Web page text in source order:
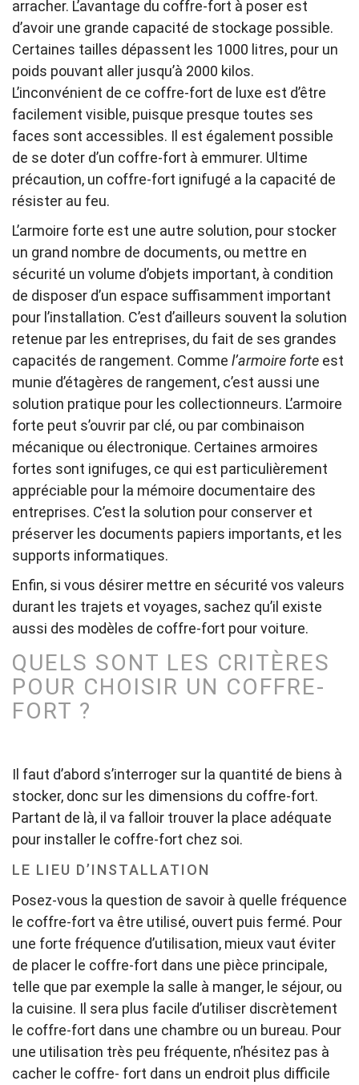
arracher. L’avantage du coffre-fort à poser est
d’avoir une grande capacité de stockage possible.
Certaines tailles dépassent les 1000 litres, pour un
poids pouvant aller jusqu’à 2000 kilos.
L’inconvénient de ce coffre-fort de luxe est d’être
facilement visible, puisque presque toutes ses
faces sont accessibles. Il est également possible
de se doter d’un coffre-fort à emmurer. Ultime
précaution, un coffre-fort ignifugé a la capacité de
résister au feu.
L’armoire forte est une autre solution, pour stocker
un grand nombre de documents, ou mettre en
sécurité un volume d’objets important, à condition
de disposer d’un espace suffisamment important
pour l’installation. C’est d’ailleurs souvent la solution
retenue par les entreprises, du fait de ses grandes
capacités de rangement. Comme l’armoire forte est
munie d’étagères de rangement, c’est aussi une
solution pratique pour les collectionneurs. L’armoire
forte peut s’ouvrir par clé, ou par combinaison
mécanique ou électronique. Certaines armoires
fortes sont ignifuges, ce qui est particulièrement
appréciable pour la mémoire documentaire des
entreprises. C’est la solution pour conserver et
préserver les documents papiers importants, et les
supports informatiques.
Enfin, si vous désirer mettre en sécurité vos valeurs
durant les trajets et voyages, sachez qu’il existe
aussi des modèles de coffre-fort pour voiture.
QUELS SONT LES CRITÈRES
POUR CHOISIR UN COFFRE-
FORT ?
Il faut d’abord s’interroger sur la quantité de biens à
stocker, donc sur les dimensions du coffre-fort.
Partant de là, il va falloir trouver la place adéquate
pour installer le coffre-fort chez soi.
LE LIEU D’INSTALLATION
Posez-vous la question de savoir à quelle fréquence
le coffre-fort va être utilisé, ouvert puis fermé. Pour
une forte fréquence d’utilisation, mieux vaut éviter
de placer le coffre-fort dans une pièce principale,
telle que par exemple la salle à manger, le séjour, ou
la cuisine. Il sera plus facile d’utiliser discrètement
le coffre-fort dans une chambre ou un bureau. Pour
une utilisation très peu fréquente, n’hésitez pas à
cacher le coffre- fort dans un endroit plus difficile